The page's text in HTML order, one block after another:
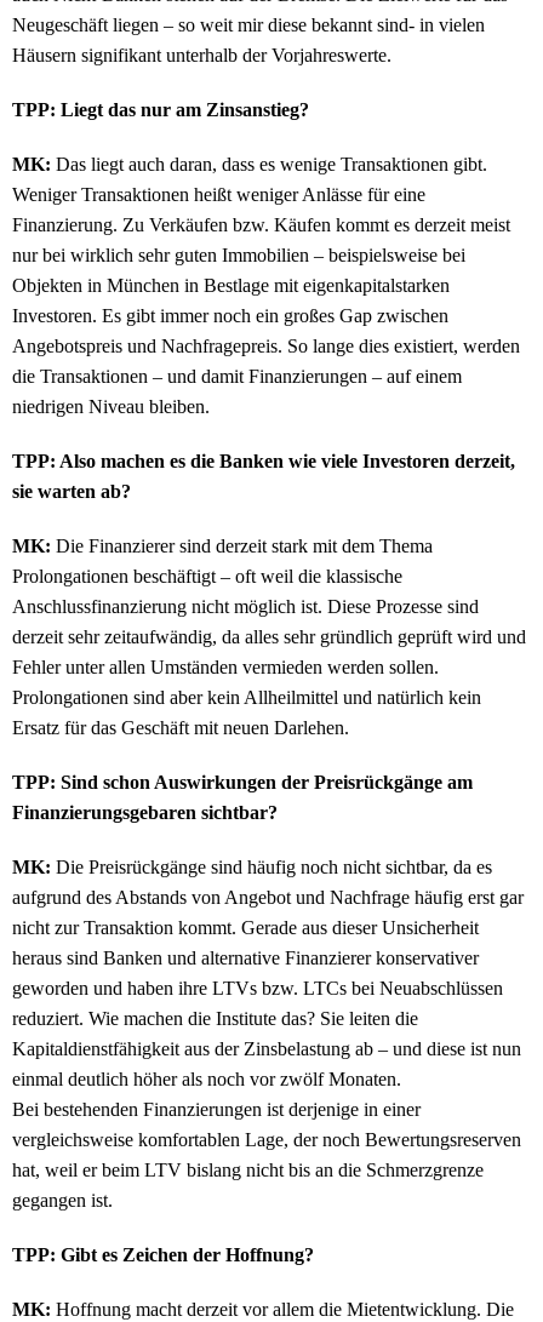
Neugeschäft liegen – so weit mir diese bekannt sind- in vielen
Häusern signifikant unterhalb der Vorjahreswerte.
TPP: Liegt das nur am Zinsanstieg?
MK: Das liegt auch daran, dass es wenige Transaktionen gibt.
Weniger Transaktionen heißt weniger Anlässe für eine
Finanzierung. Zu Verkäufen bzw. Käufen kommt es derzeit meist
nur bei wirklich sehr guten Immobilien – beispielsweise bei
Objekten in München in Bestlage mit eigenkapitalstarken
Investoren. Es gibt immer noch ein großes Gap zwischen
Angebotspreis und Nachfragepreis. So lange dies existiert, werden
die Transaktionen – und damit Finanzierungen – auf einem
niedrigen Niveau bleiben.
TPP: Also machen es die Banken wie viele Investoren derzeit,
sie warten ab?
MK: Die Finanzierer sind derzeit stark mit dem Thema
Prolongationen beschäftigt – oft weil die klassische
Anschlussfinanzierung nicht möglich ist. Diese Prozesse sind
derzeit sehr zeitaufwändig, da alles sehr gründlich geprüft wird und
Fehler unter allen Umständen vermieden werden sollen.
Prolongationen sind aber kein Allheilmittel und natürlich kein
Ersatz für das Geschäft mit neuen Darlehen.
TPP: Sind schon Auswirkungen der Preisrückgänge am
Finanzierungsgebaren sichtbar?
MK: Die Preisrückgänge sind häufig noch nicht sichtbar, da es
aufgrund des Abstands von Angebot und Nachfrage häufig erst gar
nicht zur Transaktion kommt. Gerade aus dieser Unsicherheit
heraus sind Banken und alternative Finanzierer konservativer
geworden und haben ihre LTVs bzw. LTCs bei Neuabschlüssen
reduziert. Wie machen die Institute das? Sie leiten die
Kapitaldienstfähigkeit aus der Zinsbelastung ab – und diese ist nun
einmal deutlich höher als noch vor zwölf Monaten.
Bei bestehenden Finanzierungen ist derjenige in einer
vergleichsweise komfortablen Lage, der noch Bewertungsreserven
hat, weil er beim LTV bislang nicht bis an die Schmerzgrenze
gegangen ist.
TPP: Gibt es Zeichen der Hoffnung?
MK: Hoffnung macht derzeit vor allem die Mietentwicklung. Die